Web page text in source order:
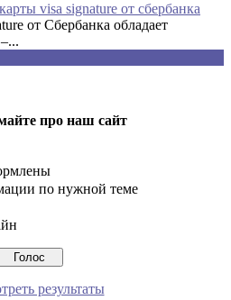
visa signature от сбербанка
от Сбербанка обладает
про наш сайт
по нужной теме
результаты